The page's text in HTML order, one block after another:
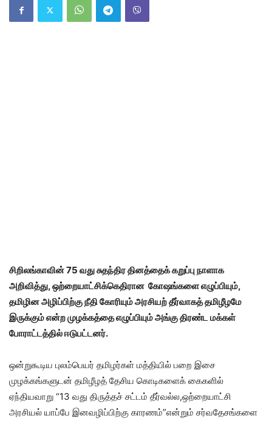
சிறிலங்காவின் 75 வது சுதந்திர தினத்தைக் கறுப்பு நாளாக
அறிவித்து, ஒற்றையாட்சிக்கெதிரான கோஷங்களை எழுப்பியும்,
தமிழின அழிப்பிற்கு நீதி கோரியும் அரசியற் தீர்வாகத் தமிழீழமே
இருக்கும் என்ற முழக்கத்தை எழுப்பியும் அங்கு திரண்ட மக்கள்
போராட்டத்தில் ஈடுபட்டனர்.
ஒன்றுகூடிய புலம்பெயர் தமிழர்கள் மத்தியில் பறை இசை
முழக்கங்களுடன் தமிழீழத் தேசிய கொடிகளைக் கைகளில்
ஏந்தியவாறு “13 வது திருத்தச் சட்டம் தீர்வல்ல,ஒற்றையாட்சி
அரசியல் யாப்பே இனவழிப்பிற்கு காரணம்”என்றும் சர்வதேசங்களை